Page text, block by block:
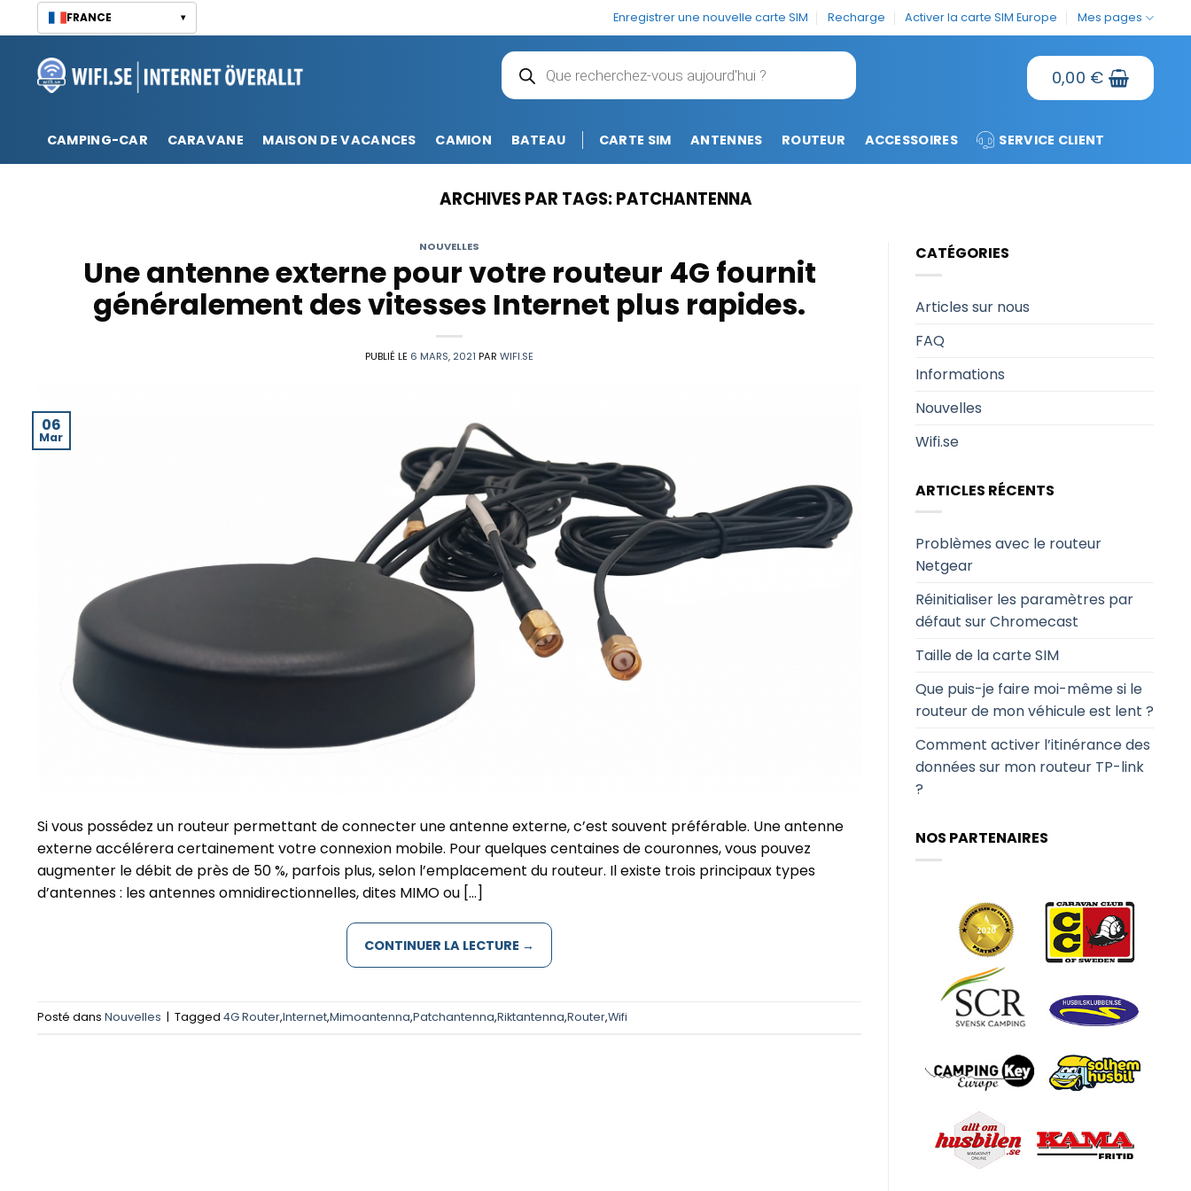
Passer
au
contenu
FRANCE ▾ Enregistrer une nouvelle carte SIM Recharge Activer la carte SIM Europe Mes pages
Recherche
de
produits 0,00 €
CAMPING-CAR CARAVANE MAISON DE VACANCES CAMION BATEAU CARTE SIM ANTENNES ROUTEUR ACCESSOIRES SERVICE CLIENT
ARCHIVES PAR TAGS: PATCHANTENNA
NOUVELLES
Une antenne externe pour votre routeur 4G fournit
généralement des vitesses Internet plus rapides.
PUBLIÉ LE 6 MARS, 2021 PAR WIFI.SE
06
Mar
Si vous possédez un routeur permettant de connecter une antenne externe, c’est souvent préférable. Une antenne
externe accélérera certainement votre connexion mobile. Pour quelques centaines de couronnes, vous pouvez
augmenter le débit de près de 50 %, parfois plus, selon l’emplacement du routeur. Il existe trois principaux types
d’antennes : les antennes omnidirectionnelles, dites MIMO ou […]
CONTINUER LA LECTURE →
Posté dans Nouvelles | Tagged 4G Router,Internet,Mimoantenna,Patchantenna,Riktantenna,Router,Wifi
CATÉGORIES
Articles sur nous
FAQ
Informations
Nouvelles
Wifi.se
ARTICLES RÉCENTS
Problèmes avec le routeur
Netgear
Réinitialiser les paramètres par
défaut sur Chromecast
Taille de la carte SIM
Que puis-je faire moi-même si le
routeur de mon véhicule est lent ?
Comment activer l’itinérance des
données sur mon routeur TP-link
?
NOS PARTENAIRES